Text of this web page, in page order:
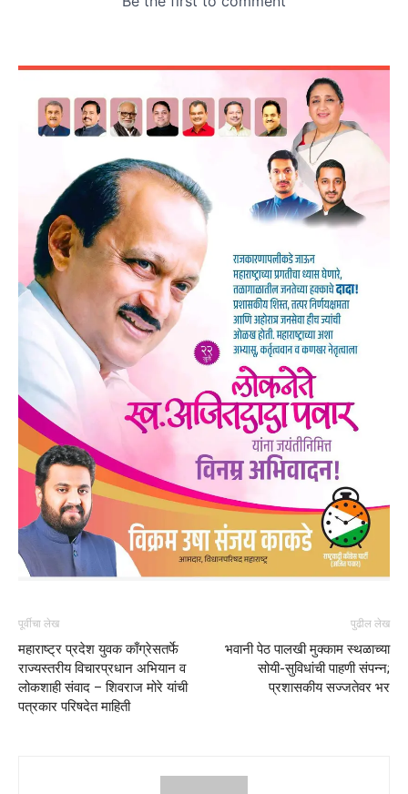
पूर्वीचा लेख
महाराष्ट्र प्रदेश युवक काँग्रेसतर्फे
राज्यस्तरीय विचारप्रधान अभियान व
लोकशाही संवाद – शिवराज मोरे यांची
पत्रकार परिषदेत माहिती
पुढील लेख
भवानी पेठ पालखी मुक्काम स्थळाच्या
सोयी-सुविधांची पाहणी संपन्न;
प्रशासकीय सज्जतेवर भर